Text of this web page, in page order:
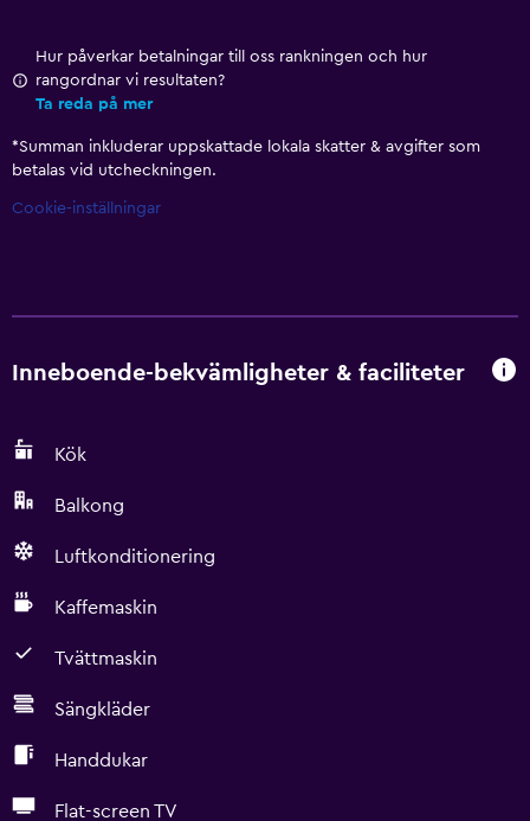
Hur påverkar betalningar till oss rankningen och hur
rangordnar vi resultaten?
Ta reda på mer
*Summan inkluderar uppskattade lokala skatter & avgifter som
betalas vid utcheckningen.
Cookie-inställningar
Inneboende-bekvämligheter & faciliteter
Kök
Balkong
Luftkonditionering
Kaffemaskin
Tvättmaskin
Sängkläder
Handdukar
Flat-screen TV